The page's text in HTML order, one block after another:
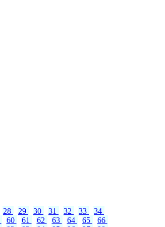
28 29 30 31 32 33
34
60 61 62 63 64 65
66